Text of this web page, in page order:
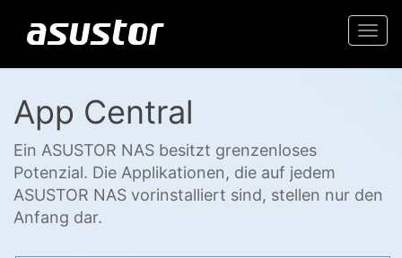
App Central
Ein ASUSTOR NAS besitzt grenzenloses
Potenzial. Die Applikationen, die auf jedem
ASUSTOR NAS vorinstalliert sind, stellen nur den
Anfang dar.